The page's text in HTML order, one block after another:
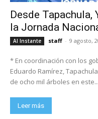
Desde
la Jornada
Al Instante staff - 9 agosto,
* En coordinación con los
Eduardo Ramírez,
de ocho mil árboles en este...
Leer más